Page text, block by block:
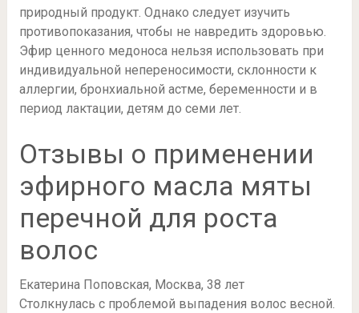
природный продукт. Однако следует изучить
противопоказания, чтобы не навредить здоровью.
Эфир ценного медоноса нельзя использовать при
индивидуальной непереносимости, склонности к
аллергии, бронхиальной астме, беременности и в
период лактации, детям до семи лет.
Отзывы о применении
эфирного масла мяты
перечной для роста
волос
Екатерина Поповская, Москва, 38 лет
Столкнулась с проблемой выпадения волос весной.